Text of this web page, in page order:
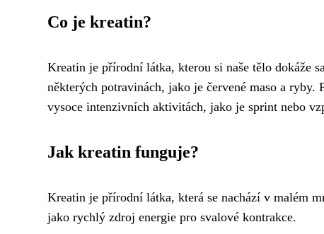
Co je kreatin?
Kreatin je přírodní látka, kterou si naše tělo dokáže
některých potravinách, jako je červené maso a
vysoce intenzivních aktivitách, jako je sprint nebo
Jak kreatin funguje?
Kreatin je přírodní látka, která se nachází v malém
jako rychlý zdroj energie pro svalové kontrakce.